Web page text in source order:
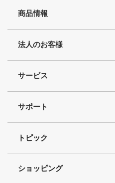
商品情報
法人のお客様
サービス
サポート
トピック
ショッピング